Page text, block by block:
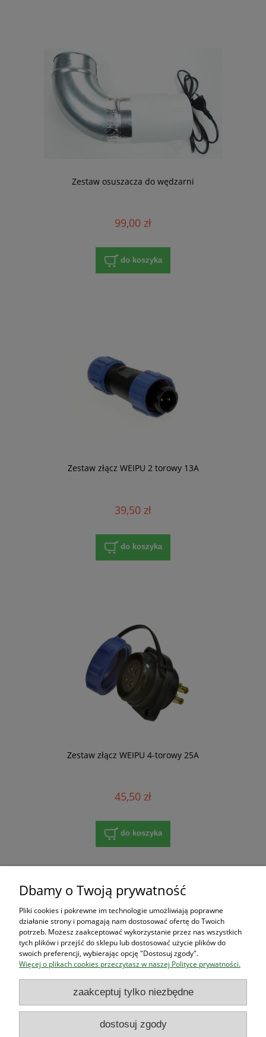
Zestaw osuszacza do wędzarni
99,00 zł
do koszyka
Zestaw złącz WEIPU 2 torowy 13A
39,50 zł
do koszyka
Zestaw złącz WEIPU 4-torowy 25A
45,50 zł
do koszyka
«
Zakupy
Pomoc
Informacje
Dbamy o Twoją prywatność
Pliki cookies i pokrewne im technologie umożliwiają poprawne
działanie strony i pomagają nam dostosować ofertę do Twoich
potrzeb. Możesz zaakceptować wykorzystanie przez nas wszystkich
tych plików i przejść do sklepu lub dostosować użycie plików do
swoich preferencji, wybierając opcję "Dostosuj zgody".
Więcej o plikach cookies przeczytasz w naszej Polityce prywatności.
zaakceptuj tylko niezbędne
dostosuj zgody